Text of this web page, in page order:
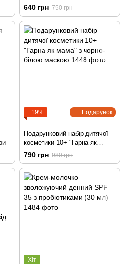
піна для ванної, пластилін
для ванної)
640 грн 750 грн
Подарунок
−19%
Подарунковий набір дитячої
косметики 10+ "Гарна як
мама" з чорно-білою маскою
790 грн 980 грн
Хіт